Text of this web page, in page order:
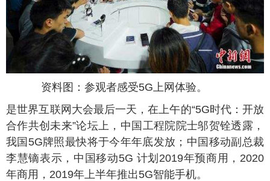
资料图：参观者感受5G上网体验。
是世界互联网大会最后一天，在上午的“5G时代：开放
合作共创未来”论坛上，中国工程院院士邬贺铨透露，
我国5G牌照最快将于今年年底发放；中国移动副总裁
李慧镝表示，中国移动5G 计划2019年预商用，2020
年商用，2019年上半年推出5G智能手机。